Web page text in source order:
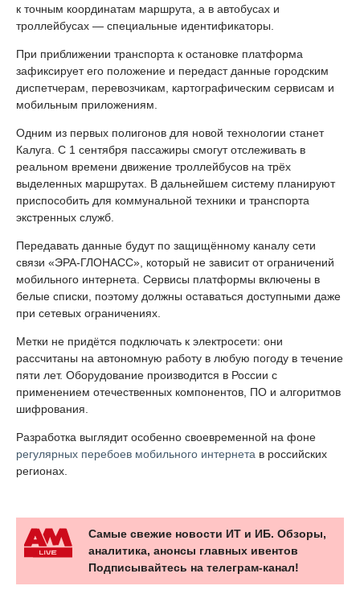
к точным координатам маршрута, а в автобусах и
троллейбусах — специальные идентификаторы.
При приближении транспорта к остановке платформа
зафиксирует его положение и передаст данные городским
диспетчерам, перевозчикам, картографическим сервисам и
мобильным приложениям.
Одним из первых полигонов для новой технологии станет
Калуга. С 1 сентября пассажиры смогут отслеживать в
реальном времени движение троллейбусов на трёх
выделенных маршрутах. В дальнейшем систему планируют
приспособить для коммунальной техники и транспорта
экстренных служб.
Передавать данные будут по защищённому каналу сети
связи «ЭРА-ГЛОНАСС», который не зависит от ограничений
мобильного интернета. Сервисы платформы включены в
белые списки, поэтому должны оставаться доступными даже
при сетевых ограничениях.
Метки не придётся подключать к электросети: они
рассчитаны на автономную работу в любую погоду в течение
пяти лет. Оборудование производится в России с
применением отечественных компонентов, ПО и алгоритмов
шифрования.
Разработка выглядит особенно своевременной на фоне
регулярных перебоев мобильного интернета в российских
регионах.
Самые свежие новости ИТ и ИБ. Обзоры,
аналитика, анонсы главных ивентов
Подписывайтесь на телеграм-канал!